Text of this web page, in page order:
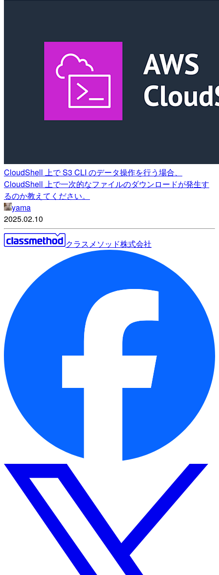
CloudShell 上で S3 CLI のデータ操作を行う場合、
CloudShell 上で一次的なファイルのダウンロードが発生す
るのか教えてください。
yama
2025.02.10
クラスメソッド株式会社